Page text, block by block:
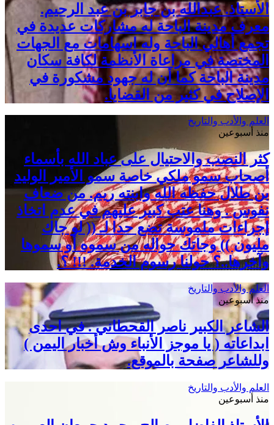
الأستاذ. عبدالله بن جابر بن عبد الرحيم.
معرف مدينة الباحة له مشاركات عديدة في
تجمع أهالي الباحة وله اسهامات مع الجهات
المختصة في مراعاة الأنظمة لكافة سكان
مدينة الباحة كما أن له جهود مشكورة في
الإصلاح في كثير من القضايا.
العلم والأدب والتاريخ
منذ أسبوعين
كثر النصب والاحتيال على عباد الله بأسماء
أصحاب سمو ملكي خاصة سمو الأمير الوليد
بن طلال حفظه الله وابنته ريم. من ضعاف
نفوس . وهنا عتب كبير عليهم في عدم اتخاذ
إجراءات ملموسة تضع حدا لـ (( لو جاك
مليون )) وجاتك حواله من سموه أو سموها
وآخرها..؟ حولنا رسوم الخدمة. !!! ؟.
العلم والأدب والتاريخ
منذ أسبوعين
الشاعر الكبير ناصر القحطاني . في احدى
ابداعاته ( يا موجز الأنباء وش أخبار اليمن )
وللشاعر صفحة بالموقع.
العلم والأدب والتاريخ
منذ أسبوعين